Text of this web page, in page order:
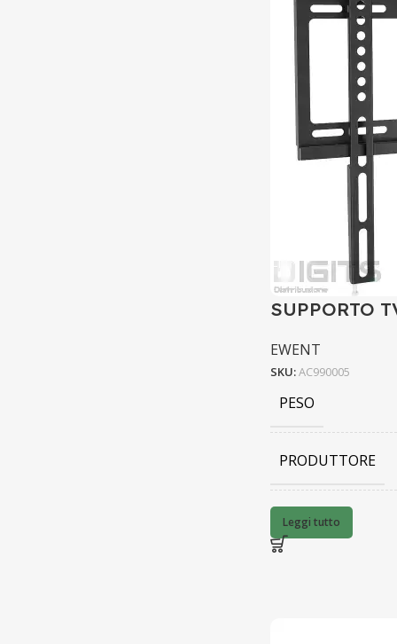
SUPPORTO
EWENT
SKU:AC990005
PESO
PRODUTTORE
BARCODE
Leggi tutto